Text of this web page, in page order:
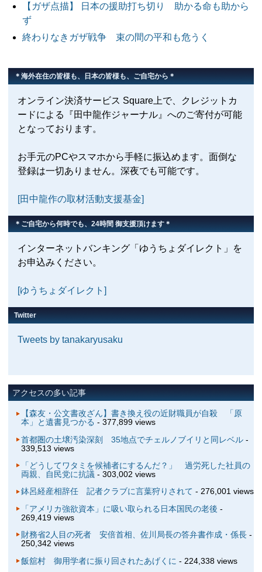
【ガザ点描】 日本の援助打ち切り 助かる命も助から
ず
終わりなきガザ戦争 束の間の平和も危うく
＊海外在住の皆様も、日本の皆様も、ご自宅から＊
オンライン決済サービス Square上で、クレジットカ
ードによる『田中龍作ジャーナル』へのご寄付が可能
となっております。
お手元のPCやスマホから手軽に振込めます。面倒な
登録は一切ありません。深夜でも可能です。
[田中龍作の取材活動支援基金]
＊ご自宅から何時でも、24時間 御支援頂けます＊
インターネットバンキング「ゆうちょダイレクト」を
お申込みください。
[ゆうちょダイレクト]
Twitter
Tweets by tanakaryusaku
アクセスの多い記事
【森友・公文書改ざん】書き換え役の近財職員が自殺 「原
本」と遺書見つかる - 377,899 views
首都圏の土壌汚染深刻 35地点でチェルノブイリと同レベル-
339,513 views
「どうしてワタミを候補者にするんだ？」 過労死した社員の
両親、自民党に抗議 - 303,002 views
鉢呂経産相辞任 記者クラブに言葉狩りされて - 276,001 views
「アメリカ強欲資本」に吸い取られる日本国民の老後 -
269,419 views
財務省2人目の死者 安倍首相、佐川局長の答弁書作成・係長-
250,342 views
飯舘村 御用学者に振り回されたあげくに - 224,338 views